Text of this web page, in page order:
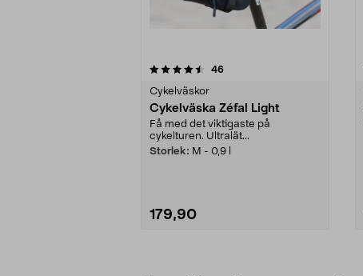
46recensioner
Cykelväskor
Cykelväska Zéfal Light
Få med det viktigaste på
cykelturen. Ultralät...
Storlek: M - 0,9 l
179,90
4.0av 5 stjärnor